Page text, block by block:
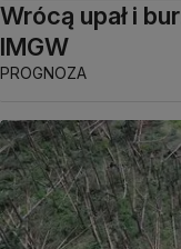
Wrócą upał i
IMGW
PROGNOZA